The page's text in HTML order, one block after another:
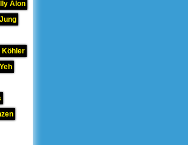
Alon
Köhler